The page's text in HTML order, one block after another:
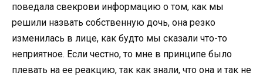
поведала свекрови информацию о том, как мы
решили назвать собственную дочь, она резко
изменилась в лице, как будто мы сказали что-то
неприятное. Если честно, то мне в принципе было
плевать на ее реакцию, так как знали, что она и так не